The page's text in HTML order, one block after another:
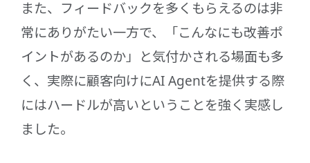
また、フィードバックを多くもらえるのは非
常にありがたい一方で、「こんなにも改善ポ
イントがあるのか」と気付かされる場面も多
く、実際に顧客向けにAI Agentを提供する際
にはハードルが高いということを強く実感し
ました。